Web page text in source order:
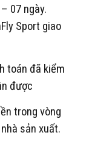
07 ngày.
Sport giao
toán đã kiểm
được
trong vòng
sản xuất.